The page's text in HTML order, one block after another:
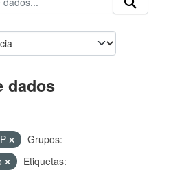
dados
Grupos:
Etiquetas: